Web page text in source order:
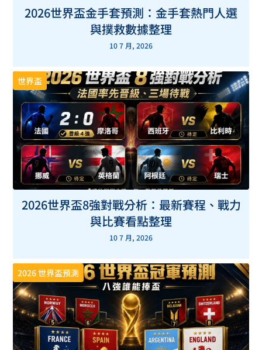
2026世界盃金手套預測：金手套熱門人選
與撲救數據整理
10 7 月, 2026
世界盃
2026世界盃8強對戰分析：最新賽程、戰力
與比賽看點整理
10 7 月, 2026
2026 世界盃預測